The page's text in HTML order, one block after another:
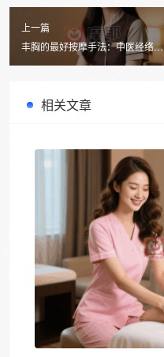
上一篇
丰胸的最好按摩手法：中医经络穴
位按摩全攻略（附详细图解）
相关文章